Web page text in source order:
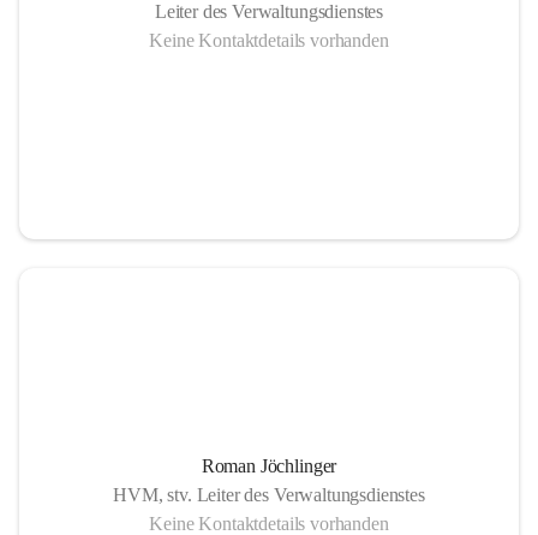
Leiter des Verwaltungsdienstes
Keine Kontaktdetails vorhanden
Roman Jöchlinger
HVM, stv. Leiter des Verwaltungsdienstes
Keine Kontaktdetails vorhanden